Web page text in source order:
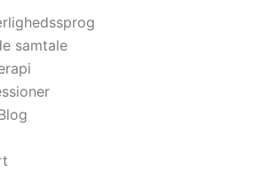
samtale